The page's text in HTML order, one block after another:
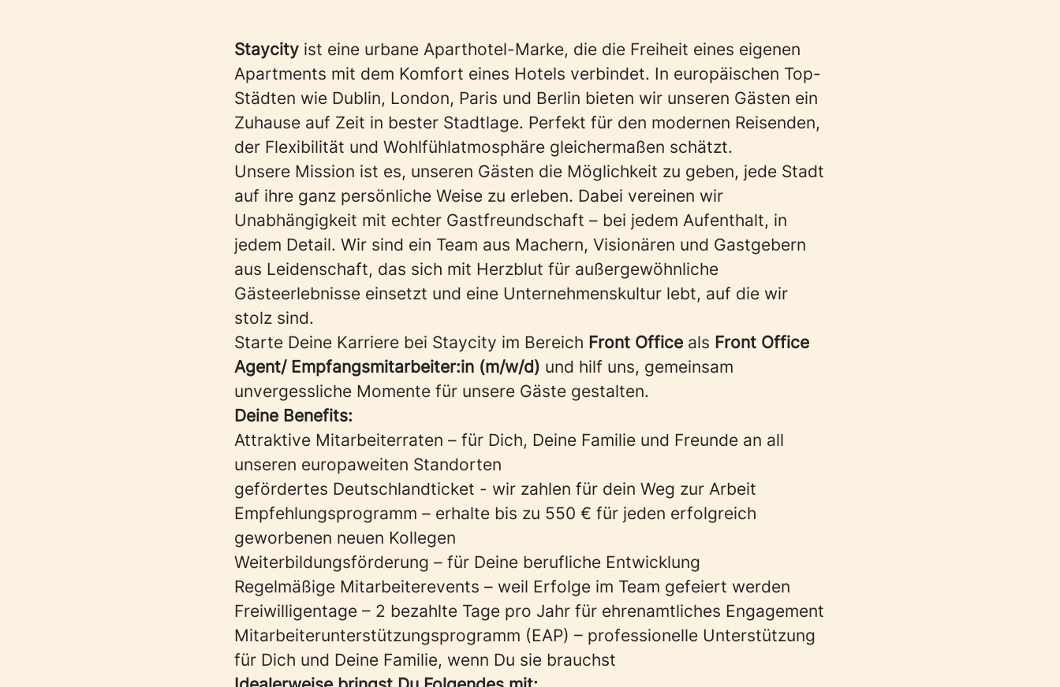
Staycity ist eine urbane Aparthotel-Marke, die die Freiheit eines eigenen
Apartments mit dem Komfort eines Hotels verbindet. In europäischen Top-
Städten wie Dublin, London, Paris und Berlin bieten wir unseren Gästen ein
Zuhause auf Zeit in bester Stadtlage. Perfekt für den modernen Reisenden,
der Flexibilität und Wohlfühlatmosphäre gleichermaßen schätzt.
Unsere Mission ist es, unseren Gästen die Möglichkeit zu geben, jede Stadt
auf ihre ganz persönliche Weise zu erleben. Dabei vereinen wir
Unabhängigkeit mit echter Gastfreundschaft – bei jedem Aufenthalt, in
jedem Detail. Wir sind ein Team aus Machern, Visionären und Gastgebern
aus Leidenschaft, das sich mit Herzblut für außergewöhnliche
Gästeerlebnisse einsetzt und eine Unternehmenskultur lebt, auf die wir
stolz sind.
Starte Deine Karriere bei Staycity im Bereich Front Office als Front Office
Agent/ Empfangsmitarbeiter:in (m/w/d) und hilf uns, gemeinsam
unvergessliche Momente für unsere Gäste gestalten.
Deine Benefits:
Attraktive Mitarbeiterraten – für Dich, Deine Familie und Freunde an all
unseren europaweiten Standorten
gefördertes Deutschlandticket - wir zahlen für dein Weg zur Arbeit
Empfehlungsprogramm – erhalte bis zu 550 € für jeden erfolgreich
geworbenen neuen Kollegen
Weiterbildungsförderung – für Deine berufliche Entwicklung
Regelmäßige Mitarbeiterevents – weil Erfolge im Team gefeiert werden
Freiwilligentage – 2 bezahlte Tage pro Jahr für ehrenamtliches Engagement
Mitarbeiterunterstützungsprogramm (EAP) – professionelle Unterstützung
für Dich und Deine Familie, wenn Du sie brauchst